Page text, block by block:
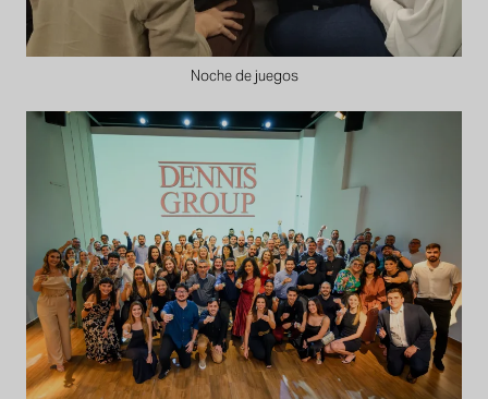
Noche de juegos